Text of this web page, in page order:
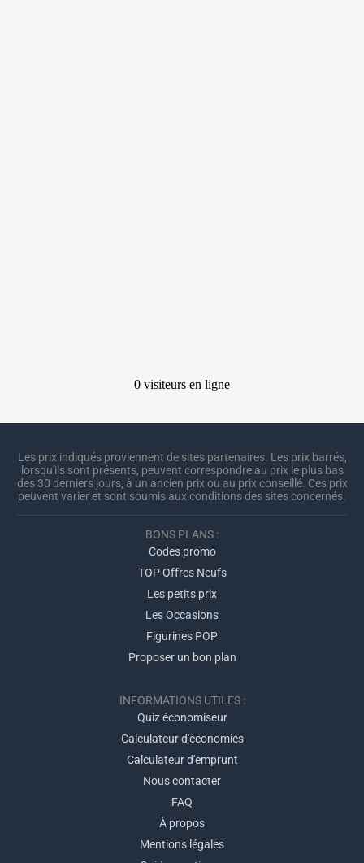
Les prix indiqués proviennent de sites partenaires. Les prix barrés,
lorsqu'ils sont présents, peuvent correspondre au prix le plus bas
des 30 derniers jours, à un ancien prix ou au prix conseillé. Ces prix
peuvent varier et sont soumis aux conditions des sites concernés.
BONS PLANS :
Codes promo
TOP Offres Neufs
Les petits prix
Les Occasions
Figurines POP
Proposer un bon plan
INFORMATIONS UTILES :
Quiz économiseur
Calculateur d'économies
Calculateur d'emprunt
Nous contacter
FAQ
À propos
Mentions légales